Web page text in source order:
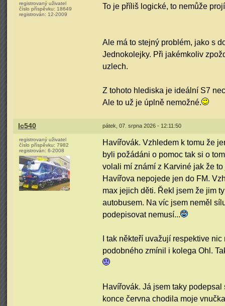
registrovaný uživatel
číslo příspěvku: 18649
registrován: 12-2009
To je příliš logické, to nemůže
Ale má to stejný problém, jako s
Jednokolejky. Při jakémkoliv
uzlech.
Z tohoto hlediska je ideální S7
Ale to už je úplně nemožné.
Ic540 pátek, 07. srpna 2026 - 12:11:50
registrovaný uživatel
číslo příspěvku: 7982
registrován: 6-2008
Havířovák. Vzhledem k tomu že
byli požádáni o pomoc tak si o
volali mí známí z Karviné jak že
Havířova nepojede jen do FM.
max jejich děti. Řekl jsem že jim
autobusem. Na víc jsem neměl
podepisovat nemusí...
I tak někteří uvažují respektive
podobného zmínil i kolega Ohl.
Havířovák. Já jsem taky
konce června chodila moje